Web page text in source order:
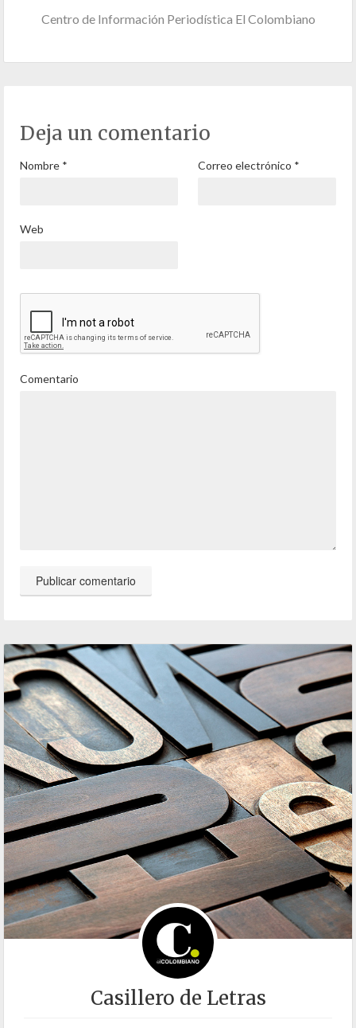
Centro de Información Periodística El Colombiano
Deja un comentario
Nombre * Correo electrónico *
Web
Comentario
Casillero de Letras